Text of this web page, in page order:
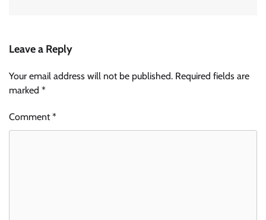
Leave a Reply
Your email address will not be published. Required fields are
marked *
Comment*